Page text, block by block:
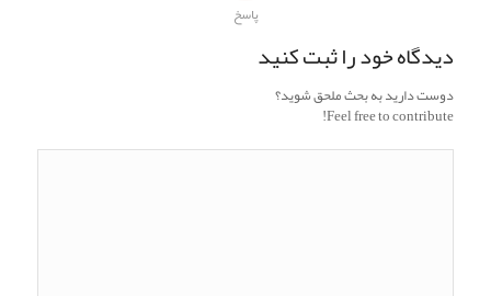
پاسخ
دیدگاه خود را ثبت کنید
دوست دارید به بحث ملحق شوید؟
Feel free to contribute!